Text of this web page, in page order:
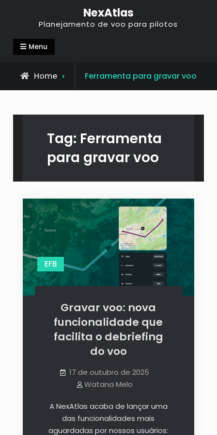
NexAtlas
Planejamento de voo para pilotos
Menu
Home Ferramenta para gravar voo
Tag: Ferramenta
para gravar voo
EFB
Gravar voo: nova
funcionalidade que
facilita o debriefing
do voo
17 de outubro de 2025
Watana Melo
A NexAtlas acaba de lançar uma
das funcionalidades mais
aguardadas por nossos usuários: